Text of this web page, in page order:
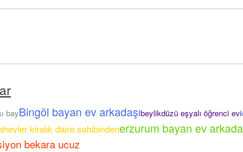
bayBingöl bayan ev arkadaşıbeylikdüzü eşyalı öğrenci evi
kiralık daire sahibindenerzurum bayan ev
bekara ucuz